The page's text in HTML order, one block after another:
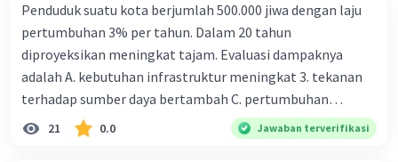
ceteris paribus maka .... a. Menimbulkan inflasi di mana
bentuk kurva jumlah uang beredar (penawaran uang) naik
dari kiri bawah ke kanan atas b. Menimbulkan deflasi di
mana bentuk kurva jumlah uang beredar (penawaran
uang) naik dari kiri bawah ke kanan atas c. Tingkat bunga
meningkat di mana bentuk kurva jumlah uang beredar
Penduduk suatu kota berjumlah 500.000 jiwa dengan laju
pertumbuhan 3% per tahun. Dalam 20 tahun
diproyeksikan meningkat tajam. Evaluasi dampaknya
adalah A. kebutuhan infrastruktur meningkat 3. tekanan
terhadap sumber daya bertambah C. pertumbuhan
eksponensial berdampak jangka panjang D. tidak
memengaruhi tata ruang E. proyeksi penduduk penting
21 0.0 Jawaban terverifikasi